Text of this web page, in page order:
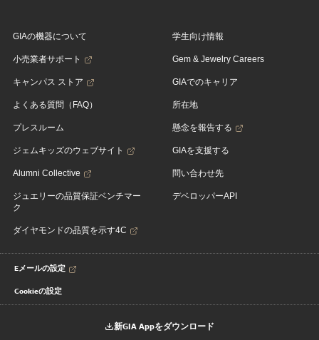
GIAの機器について
小売業者サポート
キャンパス ストア
よくある質問（FAQ）
プレスルーム
ジェムキッズのウェブサイト
Alumni Collective
ジュエリーの品質保証ベンチマー
ク
ダイヤモンドの品質を示す4C
学生向け情報
Gem & Jewelry Careers
GIAでのキャリア
所在地
懸念を報告する
GIAを支援する
問い合わせ先
デベロッパーAPI
Eメールの設定
Cookieの設定
新GIA Appをダウンロード